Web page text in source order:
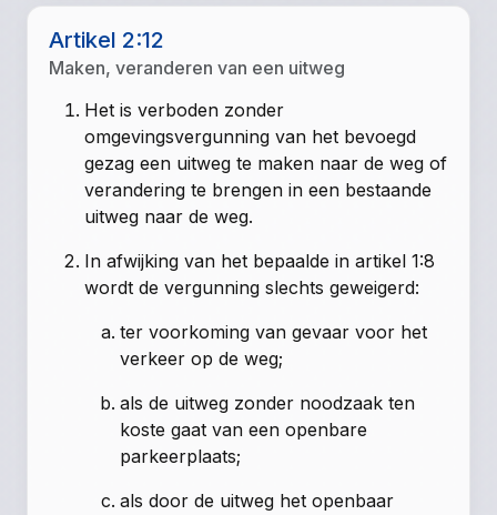
Artikel 2:12
Maken, veranderen van een uitweg
Het is verboden zonder
omgevingsvergunning van het bevoegd
gezag een uitweg te maken naar de weg of
verandering te brengen in een bestaande
uitweg naar de weg.
In afwijking van het bepaalde in artikel 1:8
wordt de vergunning slechts geweigerd:
ter voorkoming van gevaar voor het
verkeer op de weg;
als de uitweg zonder noodzaak ten
koste gaat van een openbare
parkeerplaats;
als door de uitweg het openbaar